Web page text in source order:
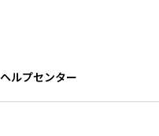
ヘルプセンター